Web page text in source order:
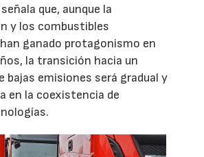
que, aunque la
y los combustibles
ganado protagonismo en
la transición hacia un
bajas emisiones será gradual y
en la coexistencia de